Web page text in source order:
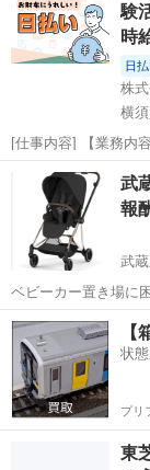
験
時
日
株
横
[仕事内容] 【業務内
械のオペレーター。
随業務【取扱製品情報】
しはコンシェルスタ
神奈川 横須賀市
武
報
武
ベビーカー置き場に
相談の上お支払いする形でお
曜〜金曜、9:10〜13:45ま
そのまま置かせても
神奈川 川崎市
【
状
プリ
東